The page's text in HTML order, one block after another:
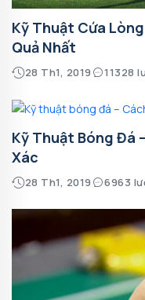
Kỹ Thuật Cứa
Quả Nhất
28 Th1, 2019 11328
Kỹ Thuật Bóng Đá
Xác
28 Th1, 2019 6963